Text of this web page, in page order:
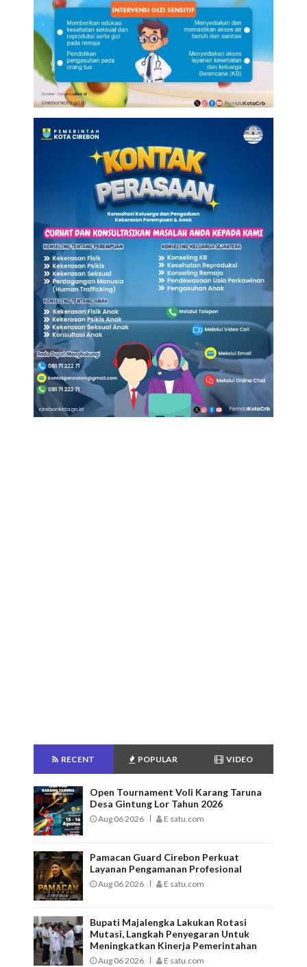
RECENT POPULAR VIDEO
Open Tournament Voli Karang Taruna
Desa Gintung Lor Tahun 2026
Aug 06 2026 E satu.com
Pamacan Guard Cirebon Perkuat
Layanan Pengamanan Profesional
Aug 06 2026 E satu.com
Bupati Majalengka Lakukan Rotasi
Mutasi, Langkah Penyegaran Untuk
Meningkatkan Kinerja Pemerintahan
Aug 06 2026 E satu.com